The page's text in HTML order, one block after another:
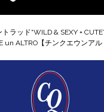
ラッド“WILD & SEXY +
un ALTRO【チンクエウンアル